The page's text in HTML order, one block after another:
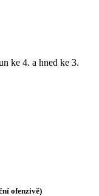
ke 4. a hned ke 3.
ofenzivě)